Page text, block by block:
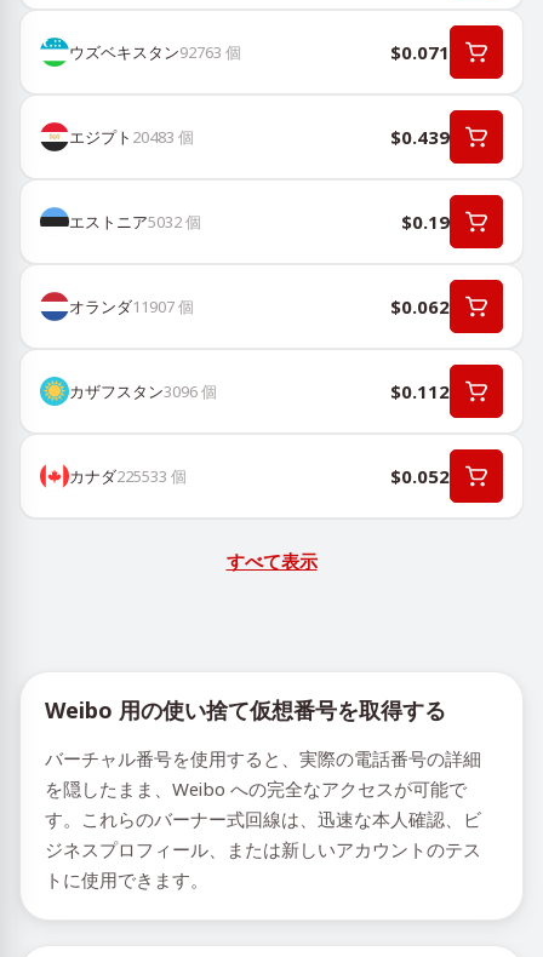
ウズベキスタン92763 個 $0.071
エジプト 20483 個 $0.439
エストニア5032個 $0.19
オランダ11907個 $0.062
カザフスタン3096個 $0.112
カナダ225533 個 $0.052
すべて表示
Weibo 用の使い捨て仮想番号を取得する
バーチャル番号を使用すると、実際の電話番号の詳細
を隠したまま、Weibo への完全なアクセスが可能で
す。これらのバーナー式回線は、迅速な本人確認、ビ
ジネスプロフィール、または新しいアカウントのテス
トに使用できます。